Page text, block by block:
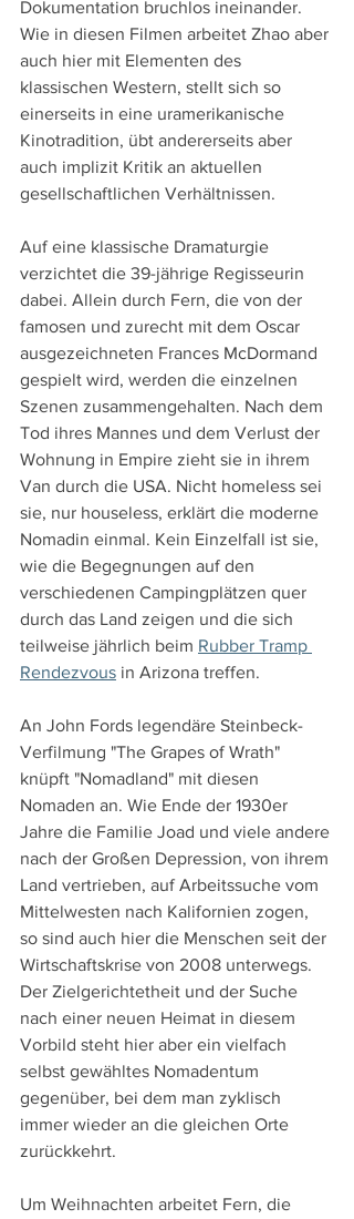
Dokumentation bruchlos ineinander.
Wie in diesen Filmen arbeitet Zhao aber
auch hier mit Elementen des
klassischen Western, stellt sich so
einerseits in eine uramerikanische
Kinotradition, übt andererseits aber
auch implizit Kritik an aktuellen
gesellschaftlichen Verhältnissen.
Auf eine klassische Dramaturgie
verzichtet die 39-jährige Regisseurin
dabei. Allein durch Fern, die von der
famosen und zurecht mit dem Oscar
ausgezeichneten Frances McDormand
gespielt wird, werden die einzelnen
Szenen zusammengehalten. Nach dem
Tod ihres Mannes und dem Verlust der
Wohnung in Empire zieht sie in ihrem
Van durch die USA. Nicht homeless sei
sie, nur houseless, erklärt die moderne
Nomadin einmal. Kein Einzelfall ist sie,
wie die Begegnungen auf den
verschiedenen Campingplätzen quer
durch das Land zeigen und die sich
teilweise jährlich beim Rubber Tramp
Rendezvous in Arizona treffen.
An John Fords legendäre Steinbeck-
Verfilmung "The Grapes of Wrath"
knüpft "Nomadland" mit diesen
Nomaden an. Wie Ende der 1930er
Jahre die Familie Joad und viele andere
nach der Großen Depression, von ihrem
Land vertrieben, auf Arbeitssuche vom
Mittelwesten nach Kalifornien zogen,
so sind auch hier die Menschen seit der
Wirtschaftskrise von 2008 unterwegs.
Der Zielgerichtetheit und der Suche
nach einer neuen Heimat in diesem
Vorbild steht hier aber ein vielfach
selbst gewähltes Nomadentum
gegenüber, bei dem man zyklisch
immer wieder an die gleichen Orte
zurückkehrt.
Um Weihnachten arbeitet Fern, die